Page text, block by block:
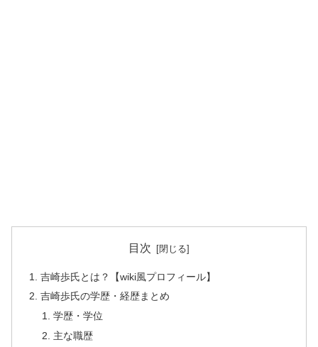
目次
吉崎歩氏とは？【wiki風プロフィール】
吉崎歩氏の学歴・経歴まとめ
学歴・学位
主な職歴